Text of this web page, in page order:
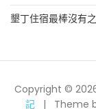
墾丁住宿最棒沒有
Copyright ©
記
Theme